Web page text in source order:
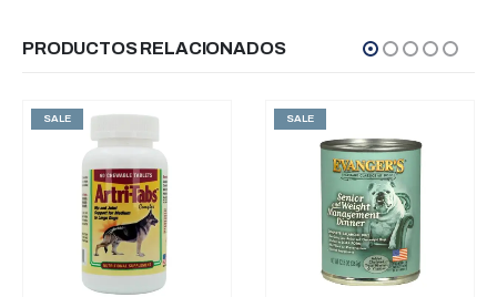
PRODUCTOS RELACIONADOS
SALE SALE